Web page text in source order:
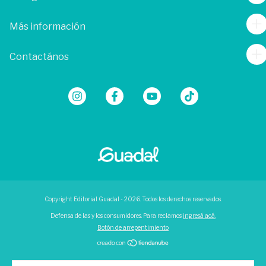
Más información
Contactános
Copyright Editorial Guadal - 2026. Todos los derechos reservados.
Defensa de las y los consumidores. Para reclamos ingresá acá.
Botón de arrepentimiento